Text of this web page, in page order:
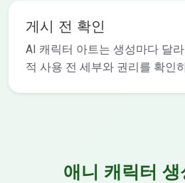
게시 전 확인
AI 캐릭터 아트는 생성마다 달
적 사용 전 세부와 권리를 확인
애니 캐릭터